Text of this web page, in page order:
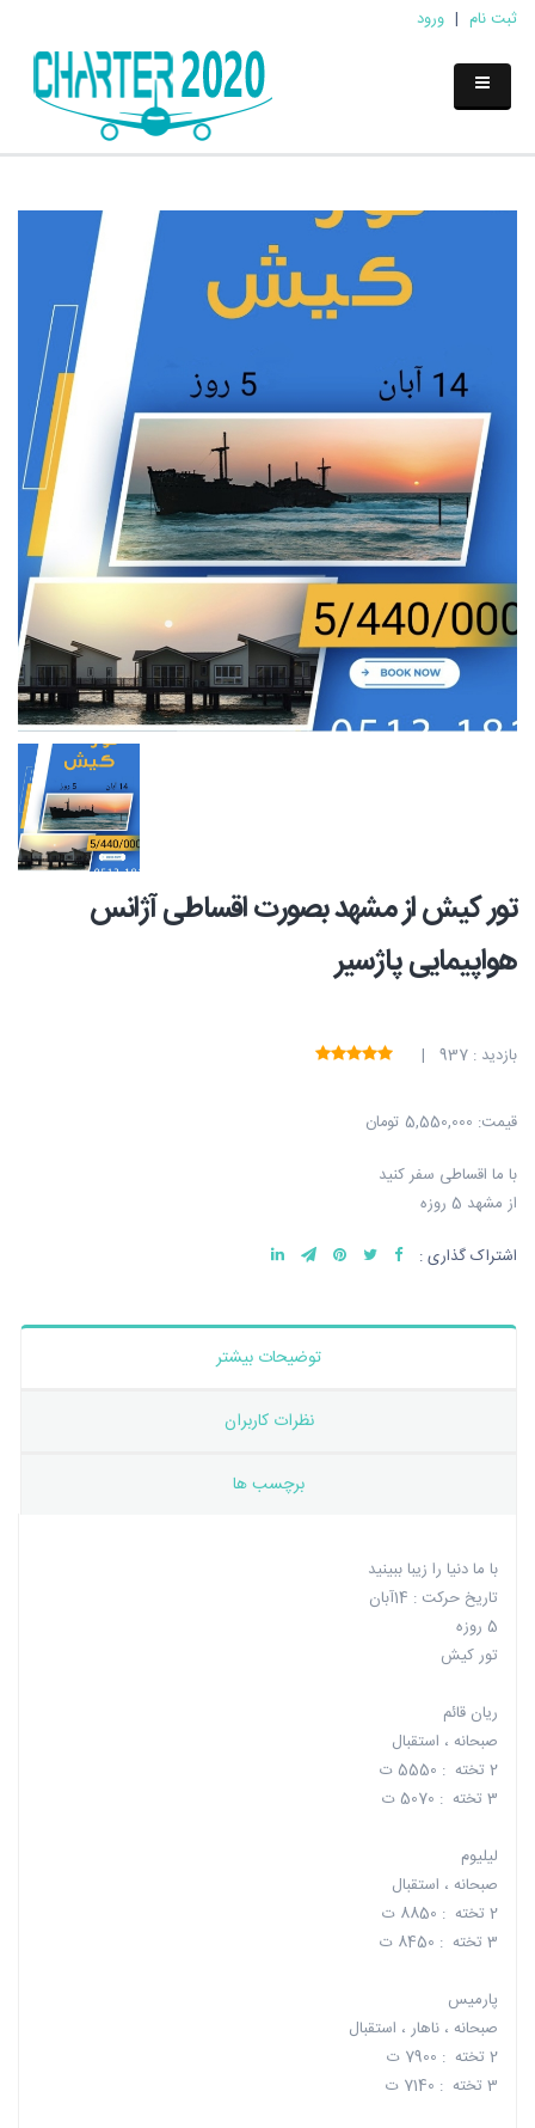
ثبت نام | ورود
تور کیش از مشهد بصورت اقساطی آژانس
هواپیمایی پاژسیر
بازدید : 937 |
قیمت: 5,550,000 تومان
با ما اقساطی سفر کنید
از مشهد 5 روزه
اشتراک گذاری :
توضیحات بیشتر
نظرات کاربران
برچسب ها
با ما دنیا را زیبا ببینید
تاریخ حرکت : 14آبان
5 روزه
تور کیش
ریان قائم
صبحانه ، استقبال
2 تخته : 5550 ت
3 تخته : 5070 ت
لیلیوم
صبحانه ، استقبال
2 تخته : 8850 ت
3 تخته : 8450 ت
پارمیس
صبحانه ، ناهار ، استقبال
2 تخته : 7900 ت
3 تخته : 7140 ت